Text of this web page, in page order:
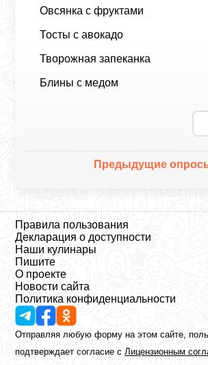
Овсянка с фруктами
Тосты с авокадо
Творожная запеканка
Блины с медом
Предыдущие
Правила пользования
Декларация о доступности
Наши кулинары
Пишите
О проекте
Новости сайта
Политика конфиденциальности
Отправляя любую форму на этом сайте,
подтверждает согласие сЛицензионным